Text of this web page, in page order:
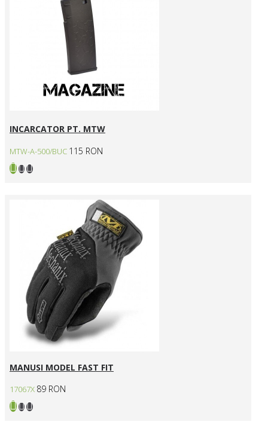
INCARCATOR PT. MTW
MTW-A-500/BUC 115 RON
MANUSI MODEL FAST FIT
17067X 89 RON